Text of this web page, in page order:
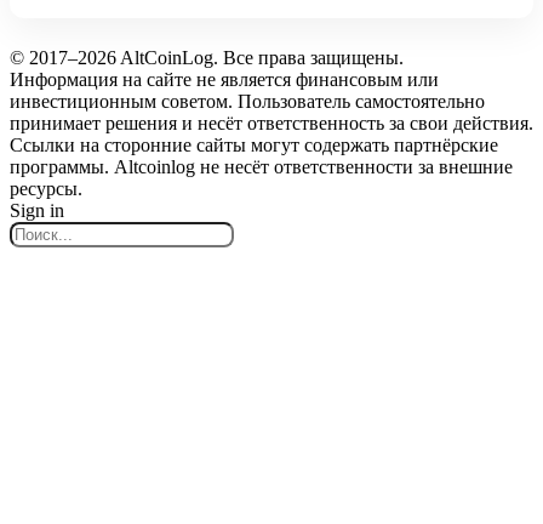
© 2017–2026 AltCoinLog. Все права защищены.
Информация на сайте не является финансовым или
инвестиционным советом. Пользователь самостоятельно
принимает решения и несёт ответственность за свои действия.
Ссылки на сторонние сайты могут содержать партнёрские
программы. Altcoinlog не несёт ответственности за внешние
ресурсы.
Sign in